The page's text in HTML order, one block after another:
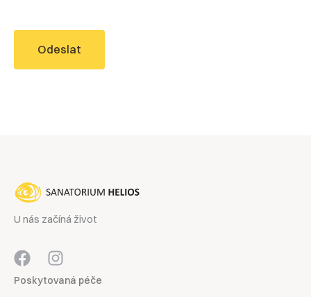
Odeslat
U nás začíná život
Poskytovaná péče